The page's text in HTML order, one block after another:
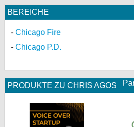
BEREICHE
Chicago Fire
Chicago P.D.
PRODUKTE ZU CHRIS AGOS